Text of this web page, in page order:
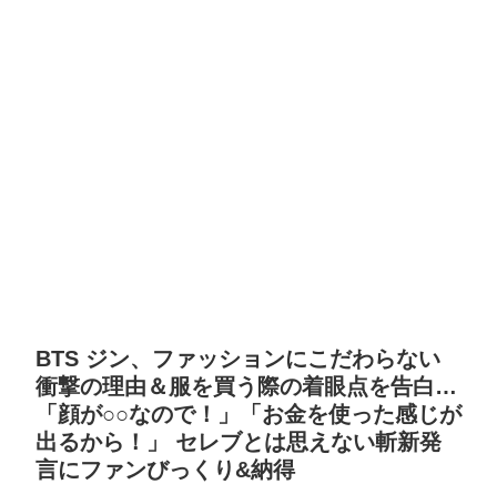
BTS ジン、ファッションにこだわらない
衝撃の理由＆服を買う際の着眼点を告白…
「顔が○○なので！」「お金を使った感じが
出るから！」 セレブとは思えない斬新発
言にファンびっくり&納得